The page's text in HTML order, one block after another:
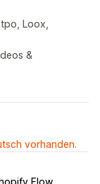
Loox,
&
vorhanden.